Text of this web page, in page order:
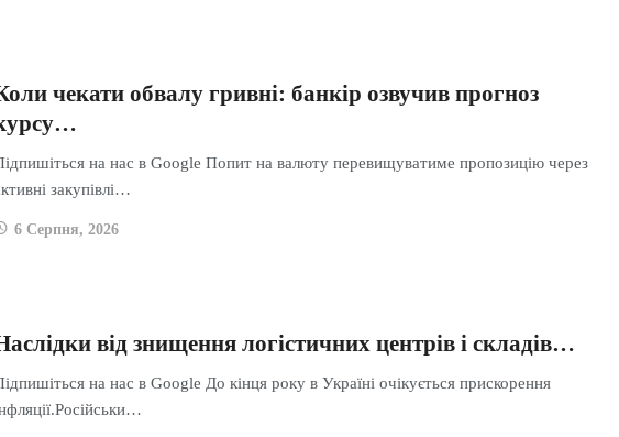
чекати обвалу гривні: банкір озвучив прогноз
на нас в Google Попит на валюту перевищуватиме пропозицію через
закупівлі…
6 Серпня, 2026
від знищення логістичних центрів і складів…
на нас в Google До кінця року в Україні очікується прискорення